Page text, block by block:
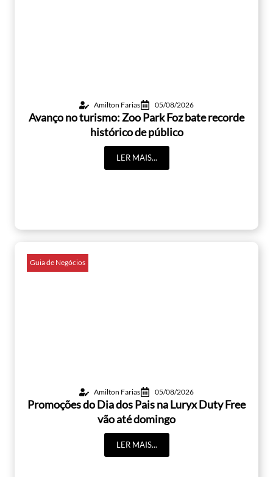
Amilton Farias 05/08/2026
Avanço no turismo: Zoo Park Foz bate recorde
histórico de público
LER MAIS...
Guia de Negócios
Amilton Farias 05/08/2026
Promoções do Dia dos Pais na Luryx Duty Free
vão até domingo
LER MAIS...